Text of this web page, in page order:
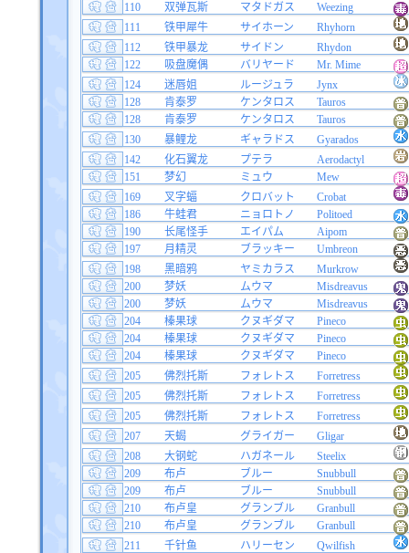
110
双弹瓦斯 マタドガス
Weezing
111
铁甲犀牛 サイホーン
Rhyhorn
112
铁甲暴龙 サイドン
Rhydon
122
吸盘魔偶 バリヤード
Mr. Mime
124
迷唇姐 ルージュラ
Jynx
128
肯泰罗 ケンタロス
Tauros
128
肯泰罗 ケンタロス
Tauros
130
暴鲤龙 ギャラドス
Gyarados
142
化石翼龙 プテラ
Aerodactyl
151
梦幻 ミュウ
Mew
169
叉字蝠 クロバット
Crobat
186
牛蛙君 ニョロトノ
Politoed
190
长尾怪手 エイパム
Aipom
197
月精灵 ブラッキー
Umbreon
198
黑暗鸦 ヤミカラス
Murkrow
200
梦妖 ムウマ
Misdreavus
200
梦妖 ムウマ
Misdreavus
204
榛果球 クヌギダマ
Pineco
204
榛果球 クヌギダマ
Pineco
204
榛果球 クヌギダマ
Pineco
205
佛烈托斯 フォレトス
Forretress
205
佛烈托斯 フォレトス
Forretress
205
佛烈托斯 フォレトス
Forretress
207
天蝎 グライガー
Gligar
208
大钢蛇 ハガネール
Steelix
209
布卢 ブルー
Snubbull
209
布卢 ブルー
Snubbull
210
布卢皇 グランブル
Granbull
210
布卢皇 グランブル
Granbull
211
千针鱼 ハリーセン
Qwilfish